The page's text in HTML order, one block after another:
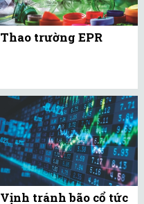
Thao trường EPR
Vịnh tránh bão cổ tức